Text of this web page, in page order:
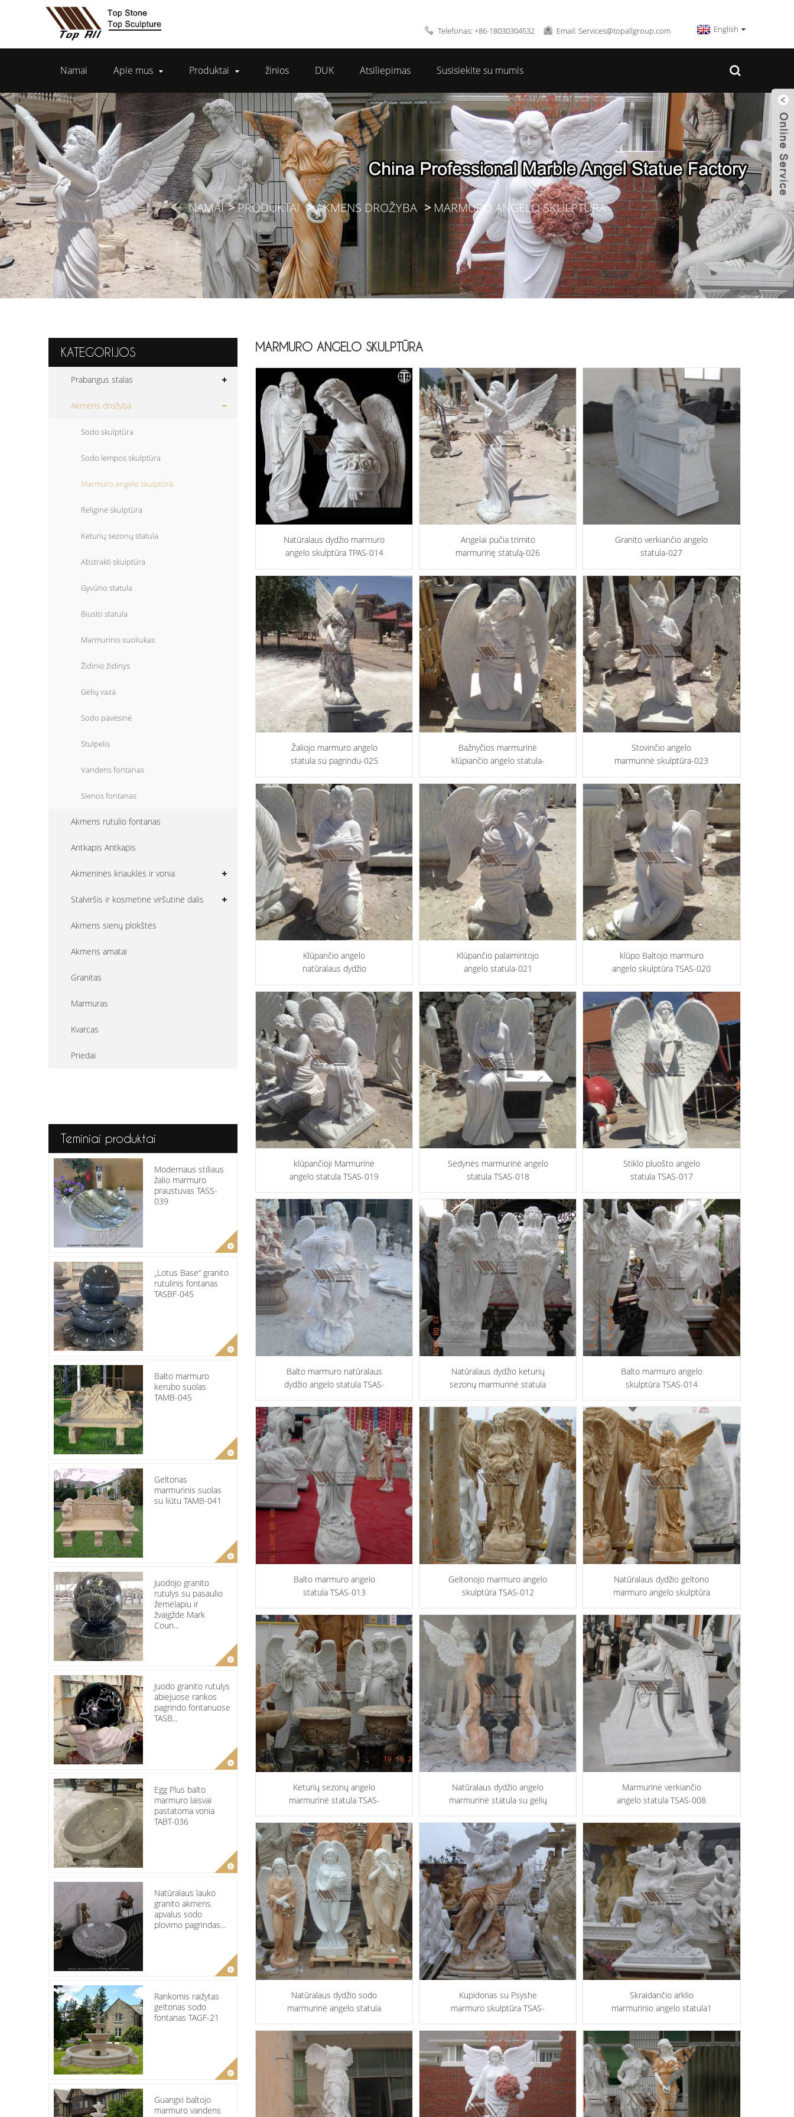
Telefonas: +86-18030304532 Email: Services@topallgroup.com English
Namai Apie mus Produktai žinios DUK Atsiliepimas Susisiekite su mumis
NAMAI PRODUKTAI AKMENS DROŽYBA MARMURO ANGELO SKULPTŪRA
KATEGORIJOS
Prabangus stalas
Akmens drožyba
Sodo skulptūra
Sodo lempos skulptūra
Marmuro angelo skulptūra
Religinė skulptūra
Keturių sezonų statula
Abstrakti skulptūra
Gyvūno statula
Biusto statula
Marmurinis suoliukas
Židinio židinys
Gėlių vaza
Sodo pavėsinė
Stulpelis
Vandens fontanas
Sienos fontanas
Akmens rutulio fontanas
Antkapis Antkapis
Akmeninės kriauklės ir vonia
Stalviršis ir kosmetinė viršutinė dalis
Akmens sienų plokštės
Akmens amatai
Granitas
Marmuras
Kvarcas
Priedai
Teminiai produktai
Modernaus stiliaus
žalio marmuro
praustuvas TASS-
039
„Lotus Base“ granito
rutulinis fontanas
TASBF-045
Balto marmuro
kerubo suolas
TAMB-045
Geltonas
marmurinis suolas
su liūtu TAMB-041
Juodojo granito
rutulys su pasaulio
žemėlapiu ir
žvaigžde Mark
Coun...
Juodo granito rutulys
abiejuose rankos
pagrindo fontanuose
TASB...
Egg Plus balto
marmuro laisvai
pastatoma vonia
TABT-036
Natūralaus lauko
granito akmens
apvalus sodo
plovimo pagrindas...
Rankomis raižytas
geltonas sodo
fontanas TAGF-21
Guangxi baltojo
marmuro vandens
MARMURO ANGELO SKULPTŪRA
Natūralaus dydžio marmuro
angelo skulptūra TPAS-014
Angelai pučia trimito
marmurinę statulą-026
Granito verkiančio angelo
statula-027
Žaliojo marmuro angelo
statula su pagrindu-025
Bažnyčios marmurinė
klūpiančio angelo statula-
Stovinčio angelo
marmurinė skulptūra-023
Klūpančio angelo
natūralaus dydžio
Klūpančio palaimintojo
angelo statula-021
klūpo Baltojo marmuro
angelo skulptūra TSAS-020
klūpančioji Marmurinė
angelo statula TSAS-019
Sėdynės marmurinė angelo
statula TSAS-018
Stiklo pluošto angelo
statula TSAS-017
Balto marmuro natūralaus
dydžio angelo statula TSAS-
Natūralaus dydžio keturių
sezonų marmurinė statula
Balto marmuro angelo
skulptūra TSAS-014
Balto marmuro angelo
statula TSAS-013
Geltonojo marmuro angelo
skulptūra TSAS-012
Natūralaus dydžio geltono
marmuro angelo skulptūra
Keturių sezonų angelo
marmurinė statula TSAS-
Natūralaus dydžio angelo
marmurinė statula su gėlių
Marmurinė verkiančio
angelo statula TSAS-008
Natūralaus dydžio sodo
marmurinė angelo statula
Kupidonas su Psyshe
marmuro skulptūra TSAS-
Skraidančio arklio
marmurinio angelo statula1